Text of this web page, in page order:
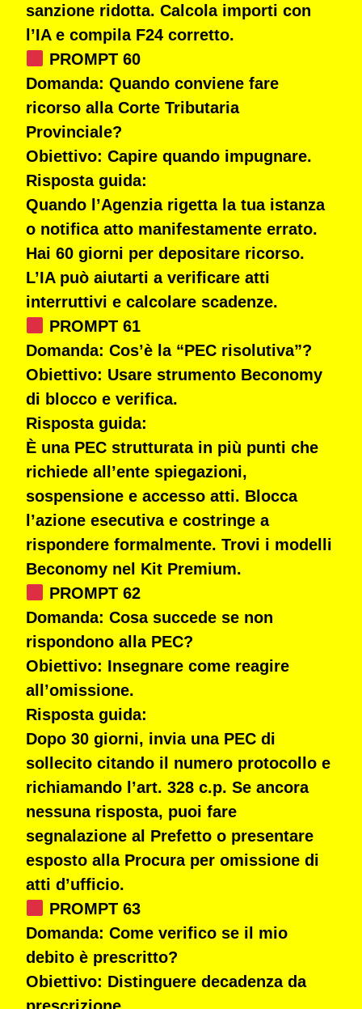
sanzione ridotta. Calcola importi con
l’IA e compila F24 corretto.
PROMPT 60
Domanda: Quando conviene fare
ricorso alla Corte Tributaria
Provinciale?
Obiettivo: Capire quando impugnare.
Risposta guida:
Quando l’Agenzia rigetta la tua istanza
o notifica atto manifestamente errato.
Hai 60 giorni per depositare ricorso.
L’IA può aiutarti a verificare atti
interruttivi e calcolare scadenze.
PROMPT 61
Domanda: Cos’è la “PEC risolutiva”?
Obiettivo: Usare strumento Beconomy
di blocco e verifica.
Risposta guida:
È una PEC strutturata in più punti che
richiede all’ente spiegazioni,
sospensione e accesso atti. Blocca
l’azione esecutiva e costringe a
rispondere formalmente. Trovi i modelli
Beconomy nel Kit Premium.
PROMPT 62
Domanda: Cosa succede se non
rispondono alla PEC?
Obiettivo: Insegnare come reagire
all’omissione.
Risposta guida:
Dopo 30 giorni, invia una PEC di
sollecito citando il numero protocollo e
richiamando l’art. 328 c.p. Se ancora
nessuna risposta, puoi fare
segnalazione al Prefetto o presentare
esposto alla Procura per omissione di
atti d’ufficio.
PROMPT 63
Domanda: Come verifico se il mio
debito è prescritto?
Obiettivo: Distinguere decadenza da
prescrizione.